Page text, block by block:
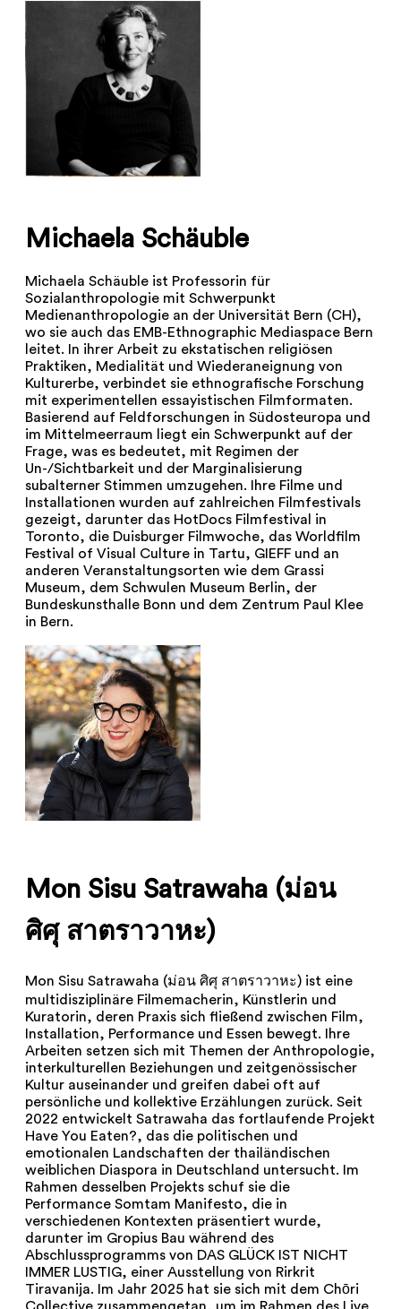
Michaela Schäuble
Michaela Schäuble ist Professorin für
Sozialanthropologie mit Schwerpunkt
Medienanthropologie an der Universität Bern (CH),
wo sie auch das EMB-Ethnographic Mediaspace Bern
leitet. In ihrer Arbeit zu ekstatischen religiösen
Praktiken, Medialität und Wiederaneignung von
Kulturerbe, verbindet sie ethnografische Forschung
mit experimentellen essayistischen Filmformaten.
Basierend auf Feldforschungen in Südosteuropa und
im Mittelmeerraum liegt ein Schwerpunkt auf der
Frage, was es bedeutet, mit Regimen der
Un-/Sichtbarkeit und der Marginalisierung
subalterner Stimmen umzugehen. Ihre Filme und
Installationen wurden auf zahlreichen Filmfestivals
gezeigt, darunter das HotDocs Filmfestival in
Toronto, die Duisburger Filmwoche, das Worldfilm
Festival of Visual Culture in Tartu, GIEFF und an
anderen Veranstaltungsorten wie dem Grassi
Museum, dem Schwulen Museum Berlin, der
Bundeskunsthalle Bonn und dem Zentrum Paul Klee
in Bern.
Mon Sisu Satrawaha (ม่อน
ศิศุ สาตราวาหะ)
Mon Sisu Satrawaha (ม่อน ศิศุ สาตราวาหะ) ist eine
multidisziplinäre Filmemacherin, Künstlerin und
Kuratorin, deren Praxis sich fließend zwischen Film,
Installation, Performance und Essen bewegt. Ihre
Arbeiten setzen sich mit Themen der Anthropologie,
interkulturellen Beziehungen und zeitgenössischer
Kultur auseinander und greifen dabei oft auf
persönliche und kollektive Erzählungen zurück. Seit
2022 entwickelt Satrawaha das fortlaufende Projekt
Have You Eaten?, das die politischen und
emotionalen Landschaften der thailändischen
weiblichen Diaspora in Deutschland untersucht. Im
Rahmen desselben Projekts schuf sie die
Performance Somtam Manifesto, die in
verschiedenen Kontexten präsentiert wurde,
darunter im Gropius Bau während des
Abschlussprogramms von DAS GLÜCK IST NICHT
IMMER LUSTIG, einer Ausstellung von Rirkrit
Tiravanija. Im Jahr 2025 hat sie sich mit dem Chōri